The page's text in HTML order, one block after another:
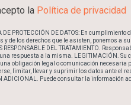
la Política de privacidad
DE PROTECCIÓN DE DATOS: En
y de los derechos que le asisten, ponemos a
RESPONSABLE DEL TRATAMIENTO.
respuesta a la misma. LEGITIMACIÓN. Su
obligación legal o comunicación necesaria
limitar, llevar y suprimir los datos ante el
ADICIONAL. Puede consultar la información